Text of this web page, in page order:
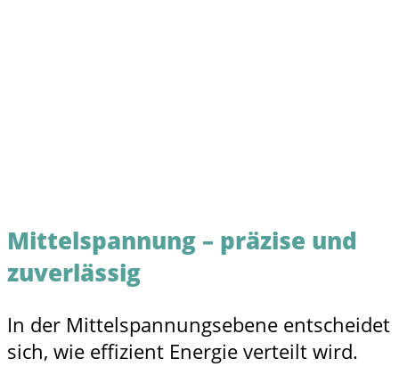
Mittelspannung – präzise und
zuverlässig
In der Mittelspannungsebene entscheidet
sich, wie effizient Energie verteilt wird.